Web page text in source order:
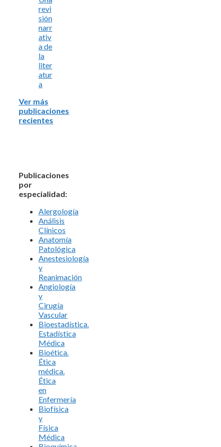
revi
sión
narr
ativ
a de
la
liter
atur
a
Ver más
publicaciones
recientes
Publicaciones
por
especialidad:
Alergología
Análisis
Clínicos
Anatomía
Patológica
Anestesiología
y
Reanimación
Angiología
y
Cirugía
Vascular
Bioestadística.
Estadística
Médica
Bioética.
Ética
médica.
Ética
en
Enfermería
Biofísica
y
Física
Médica